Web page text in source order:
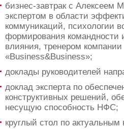
бизнес-завтрак с Алексеем
экспертом в области
коммуникаций, психологии
формирования командности
влияния, тренером компании
«Вusiness&Вusiness»;
доклады руководителей
доклад эксперта по
конструктивных решений,
несущую способность НФС;
круглый стол по актуальным